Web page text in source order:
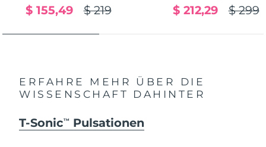
$ 219
$ 155,49 $ 299
$ 212,29
ERFAHRE MEHR ÜBER DIE
WISSENSCHAFT DAHINTER
T-SonicTM Pulsationen